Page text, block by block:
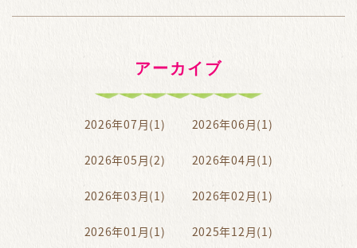
アーカイブ
2026年07月(1) 2026年06月(1)
2026年05月(2) 2026年04月(1)
2026年03月(1) 2026年02月(1)
2026年01月(1) 2025年12月(1)